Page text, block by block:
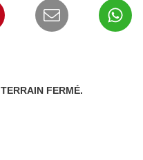
RISQUE INCENDIE TRÉS ÉLEVÉ : TERRAIN FERMÉ.